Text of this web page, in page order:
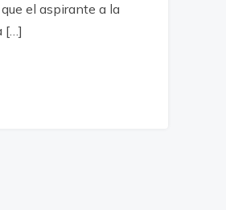
el aspirante a la
[…]